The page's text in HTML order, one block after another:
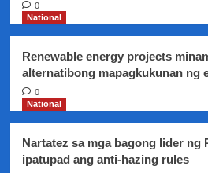
0
National
Renewable energy projects
alternatibong mapagkukunan ng
0
National
Nartatez sa mga bagong lider ng
ipatupad ang anti-hazing rules